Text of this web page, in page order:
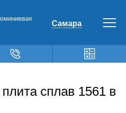
Самара
сплав 1561 в